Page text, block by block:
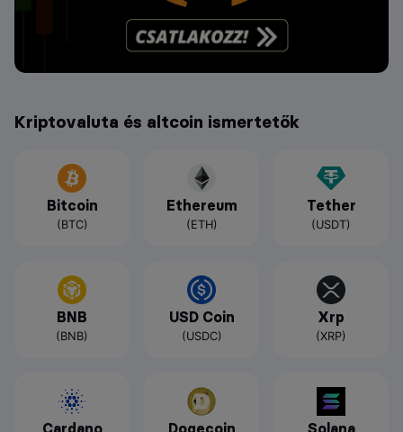
Kriptovaluta és altcoin ismertetők
Bitcoin
(BTC)
Ethereum
(ETH)
Tether
(USDT)
BNB
(BNB)
USD Coin
(USDC)
Xrp
(XRP)
Cardano Dogecoin Solana